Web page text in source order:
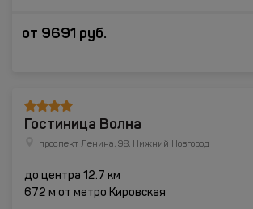
от 9691 руб.
Гостиница Волна
проспект Ленина, 98, Нижний Новгород
до центра 12.7 км
672 м от метро Кировская